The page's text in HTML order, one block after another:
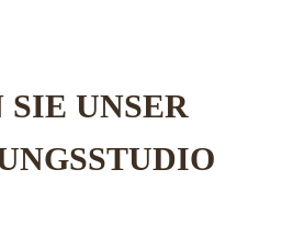
SIE UNSER